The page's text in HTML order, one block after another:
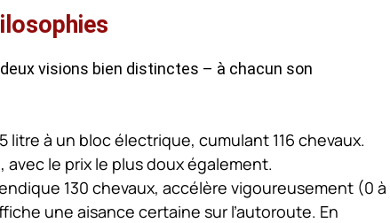
visions bien distinctes – à chacun son
litre à un bloc électrique, cumulant 116 chevaux.
avec le prix le plus doux également.
130 chevaux, accélère vigoureusement (0 à
une aisance certaine sur l’autoroute. En